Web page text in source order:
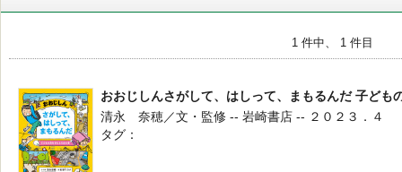
1 件中、 1 件目
おおじしんさがして、はしって、まもるんだ 子ども
清永 奈穂／文・監修 -- 岩崎書店 -- ２０２３．４
タグ